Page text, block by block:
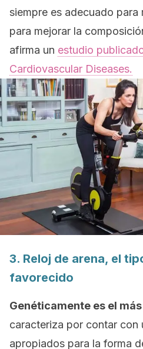
siempre es adecuado
para mejorar la
afirma un estudio
Cardiovascular Diseases.
3. Reloj de arena, el
favorecido
Genéticamente es el
caracteriza por contar con
apropiados para la forma